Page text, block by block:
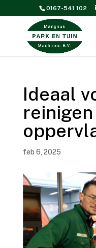
0167-541 102
Ideaal
feb 6, 2025